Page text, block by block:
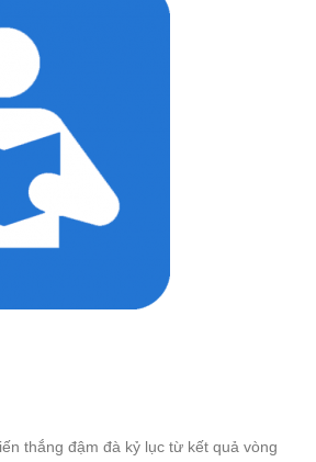
thắng đậm đà kỷ lục từ kết quả vòng